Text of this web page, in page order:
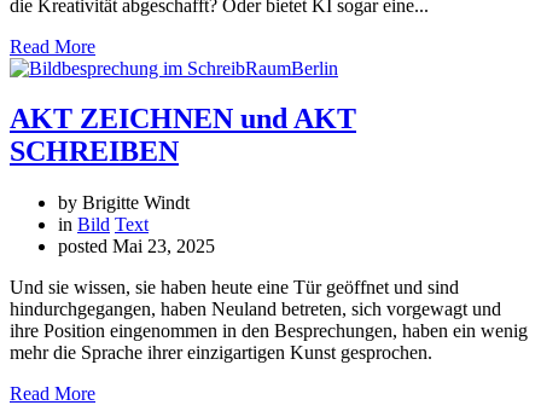
die Kreativität abgeschafft? Oder bietet KI sogar eine...
Read More
AKT ZEICHNEN und AKT
SCHREIBEN
by Brigitte Windt
in Bild Text
posted Mai 23, 2025
Und sie wissen, sie haben heute eine Tür geöffnet und sind
hindurchgegangen, haben Neuland betreten, sich vorgewagt und
ihre Position eingenommen in den Besprechungen, haben ein wenig
mehr die Sprache ihrer einzigartigen Kunst gesprochen.
Read More